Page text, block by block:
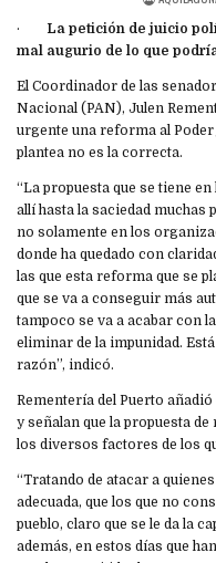
· La petición de juicio
mal augurio de lo que
El Coordinador de las
Nacional (PAN), Julen
urgente una reforma al Poder
plantea no es la correcta.
“La propuesta que se tiene
allí hasta la saciedad
no solamente en los
donde ha quedado con
las que esta reforma que se
que se va a conseguir más
tampoco se va a acabar con
eliminar de la impunidad.
razón”, indicó.
Rementería del Puerto
y señalan que la propuesta
los diversos factores de los
“Tratando de atacar a
adecuada, que los que no
pueblo, claro que se le da la
además, en estos días que